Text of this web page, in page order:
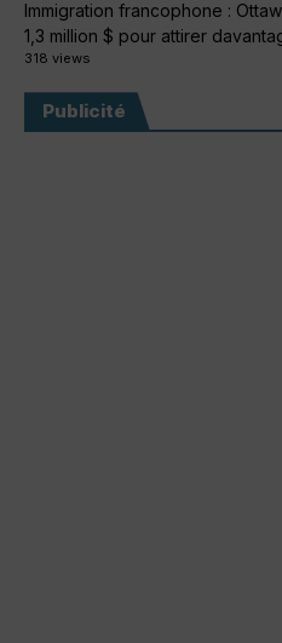
Immigration francophone :
1,3 million $ pour attirer
318 views
Publicité